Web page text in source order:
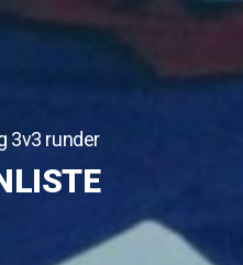
3v3 runder